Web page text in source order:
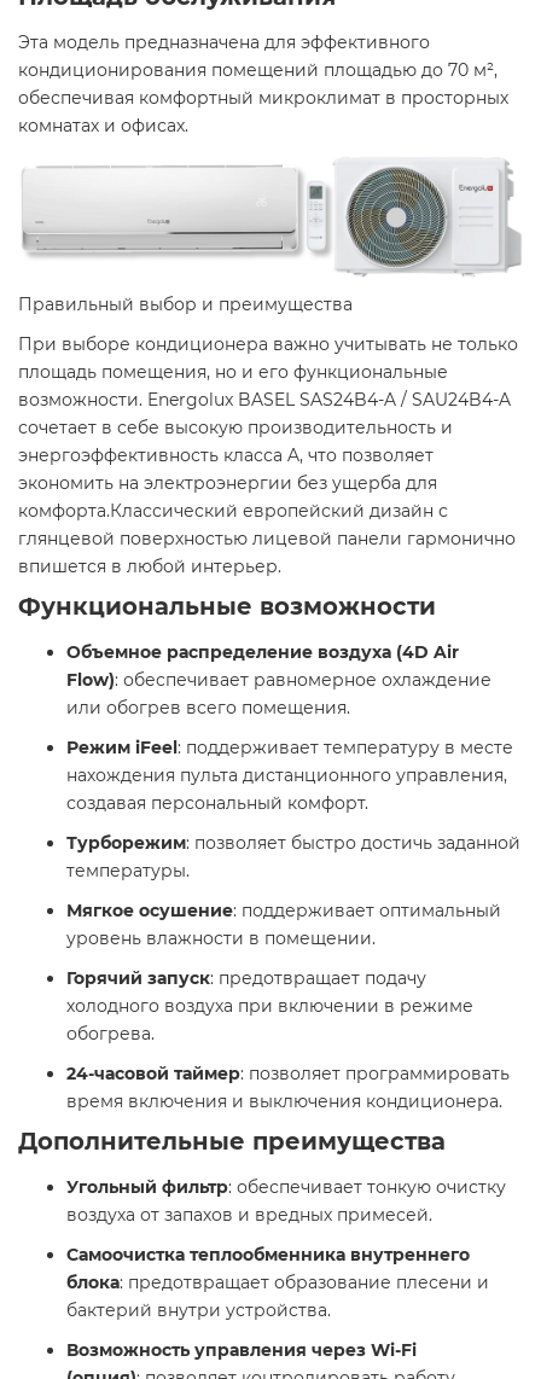
Эта модель предназначена для эффективного
кондиционирования помещений площадью до 70 м²,
обеспечивая комфортный микроклимат в просторных
комнатах и офисах.​
Правильный выбор и преимущества
При выборе кондиционера важно учитывать не только
площадь помещения, но и его функциональные
возможности. Energolux BASEL SAS24B4-A / SAU24B4-A
сочетает в себе высокую производительность и
энергоэффективность класса A, что позволяет
экономить на электроэнергии без ущерба для
комфорта.Классический европейский дизайн с
глянцевой поверхностью лицевой панели гармонично
впишется в любой интерьер. ​
Функциональные возможности
Объемное распределение воздуха (4D Air
Flow): обеспечивает равномерное охлаждение
или обогрев всего помещения.​
Режим iFeel: поддерживает температуру в месте
нахождения пульта дистанционного управления,
создавая персональный комфорт.​
Турборежим: позволяет быстро достичь заданной
температуры.​
Мягкое осушение: поддерживает оптимальный
уровень влажности в помещении.​
Горячий запуск: предотвращает подачу
холодного воздуха при включении в режиме
обогрева.​
24-часовой таймер: позволяет программировать
время включения и выключения кондиционера.​
Дополнительные преимущества
Угольный фильтр: обеспечивает тонкую очистку
воздуха от запахов и вредных примесей.​
Самоочистка теплообменника внутреннего
блока: предотвращает образование плесени и
бактерий внутри устройства.​
Возможность управления через Wi-Fi